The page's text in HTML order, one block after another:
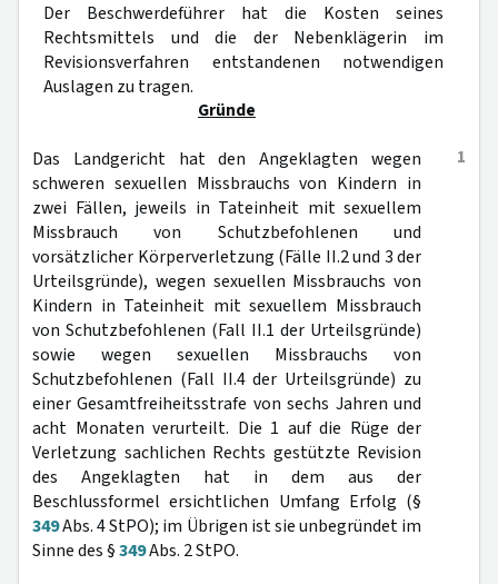
Der Beschwerdeführer hat die Kosten seines
Rechtsmittels und die der Nebenklägerin im
Revisionsverfahren entstandenen notwendigen
Auslagen zu tragen.
Gründe
1
Das Landgericht hat den Angeklagten wegen
schweren sexuellen Missbrauchs von Kindern in
zwei Fällen, jeweils in Tateinheit mit sexuellem
Missbrauch von Schutzbefohlenen und
vorsätzlicher Körperverletzung (Fälle II.2 und 3 der
Urteilsgründe), wegen sexuellen Missbrauchs von
Kindern in Tateinheit mit sexuellem Missbrauch
von Schutzbefohlenen (Fall II.1 der Urteilsgründe)
sowie wegen sexuellen Missbrauchs von
Schutzbefohlenen (Fall II.4 der Urteilsgründe) zu
einer Gesamtfreiheitsstrafe von sechs Jahren und
acht Monaten verurteilt. Die 1 auf die Rüge der
Verletzung sachlichen Rechts gestützte Revision
des Angeklagten hat in dem aus der
Beschlussformel ersichtlichen Umfang Erfolg (§
349Abs. 4 StPO); im Übrigen ist sie unbegründet im
Sinne des §349Abs. 2 StPO.